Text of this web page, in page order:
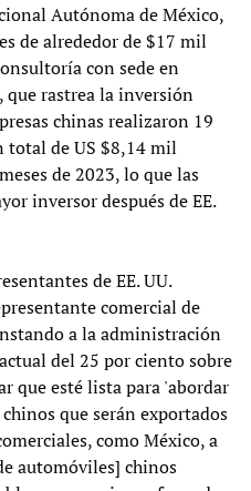
Autónoma de México,
de alrededor de $17 mil
con sede en
que rastrea la inversión
chinas realizaron 19
total de US $8,14 mil
de 2023, lo que las
inversor después de EE.
de EE. UU.
comercial de
a la administración
del 25 por ciento sobre
que esté lista para 'abordar
que serán exportados
como México, a
automóviles] chinos